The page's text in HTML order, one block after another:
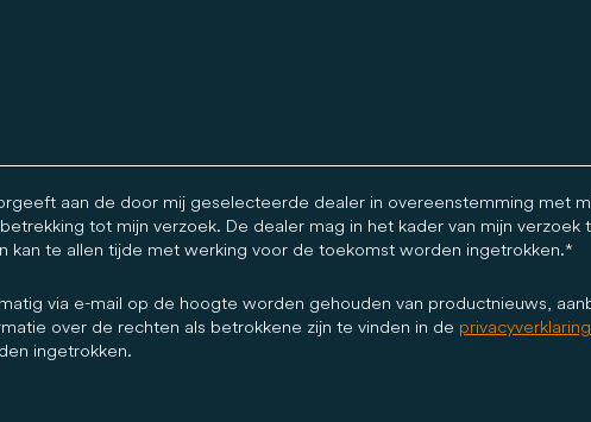
aan de door mij geselecteerde dealer in overeenstemming met
tot mijn verzoek. De dealer mag in het kader van mijn verzoek
te allen tijde met werking voor de toekomst worden ingetrokken.
via e-mail op de hoogte worden gehouden van productnieuws,
over de rechten als betrokkene zijn te vinden in de privacyverklaring
ingetrokken.